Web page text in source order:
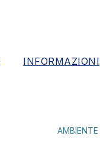
INFORMAZIONI
AMBIENTE